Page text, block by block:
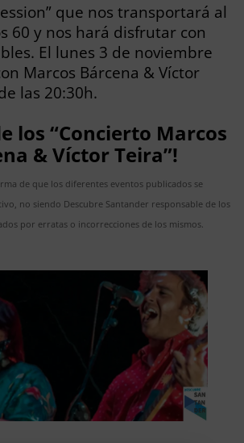
que nos transportará al
60 y nos hará disfrutar con
El lunes 3 de noviembre
Marcos Bárcena & Víctor
las 20:30h.
los “Concierto Marcos
& Víctor Teira”!
de que los diferentes eventos publicados se
no siendo Descubre Santander responsable de los
por erratas o incorrecciones de los mismos.